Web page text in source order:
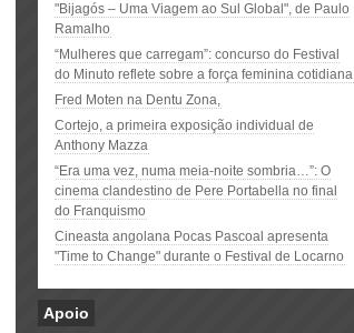
"Bijagós – Uma Viagem ao Sul Global", de Paulo
Ramalho
“Mulheres que carregam”: concurso do Festival
do Minuto reflete sobre a força feminina cotidiana
Fred Moten na Dentu Zona,
Cortejo, a primeira exposição individual de
Anthony Mazza
“Era uma vez, numa meia-noite sombria…”: O
cinema clandestino de Pere Portabella no final
do Franquismo
Cineasta angolana Pocas Pascoal apresenta
"Time to Change" durante o Festival de Locarno
Apoio